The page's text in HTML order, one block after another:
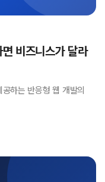
비즈니스가 달라
하는 반응형 웹 개발의